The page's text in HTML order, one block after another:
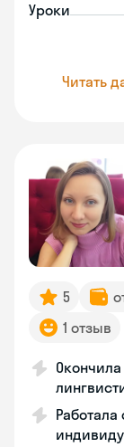
Уроки
Читать
5
1 отзыв
Работала